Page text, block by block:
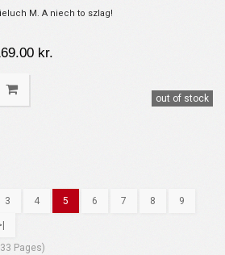
M. A niech to szlag!
kr.
out of stock
3 4 5 6 7 8 9
Pages)